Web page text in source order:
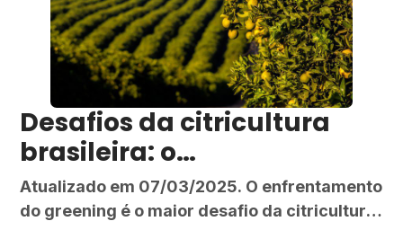
Desafios da citricultura
brasileira: o
enfrentamento ao
greening
Atualizado em 07/03/2025. O enfrentamento
do greening é o maior desafio da citricultura